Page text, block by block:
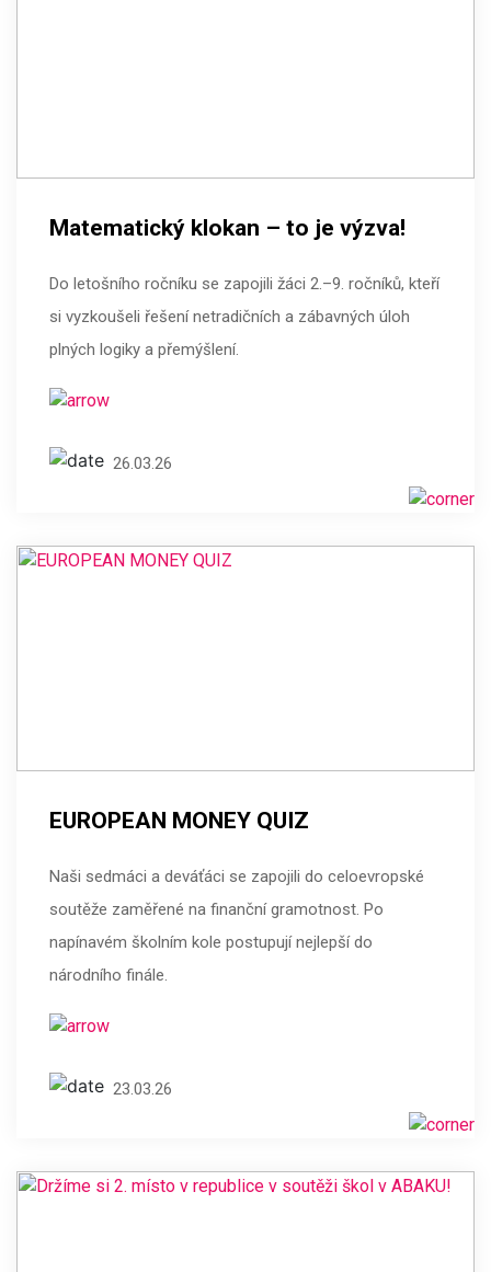
Matematický klokan – to je výzva!
Do letošního ročníku se zapojili žáci 2.–9. ročníků, kteří
si vyzkoušeli řešení netradičních a zábavných úloh
plných logiky a přemýšlení.
26.03.26
EUROPEAN MONEY QUIZ
Naši sedmáci a deváťáci se zapojili do celoevropské
soutěže zaměřené na finanční gramotnost. Po
napínavém školním kole postupují nejlepší do
národního finále.
23.03.26